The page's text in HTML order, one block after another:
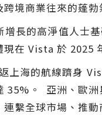
境商業往來的蓬勃
增長的高淨值人士
在 Vista 於 2025
上海的航線躋身
35%。 亞洲、歐
繫全球市場、推